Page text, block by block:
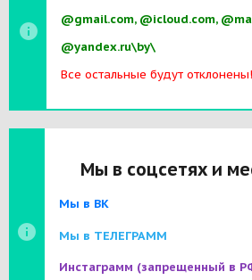
м
ы
а
а
@gmail.com, @icloud.com,
@yandex.ru\by\
Все остальные будут отклонены!
Мы в соцсетях и
Мы в ВК
Мы в ТЕЛЕГРАММ
Инстаграмм (запрещенный в